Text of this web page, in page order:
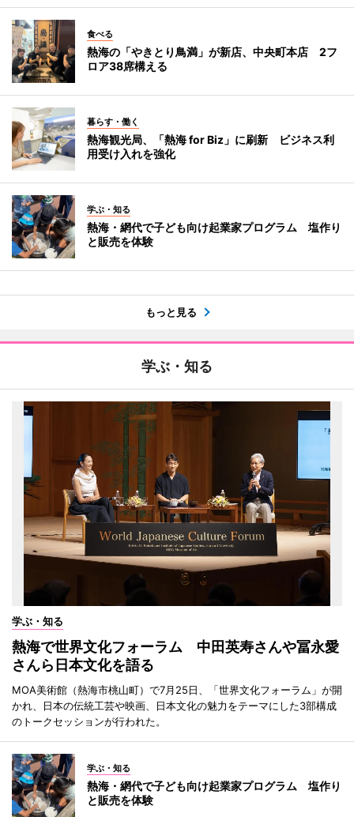
食べる
熱海の「やきとり鳥満」が新店、中央町本店 2フ
ロア38席構える
暮らす・働く
熱海観光局、「熱海 for Biz」に刷新 ビジネス利
用受け入れを強化
学ぶ・知る
熱海・網代で子ども向け起業家プログラム 塩作り
と販売を体験
もっと見る
学ぶ・知る
学ぶ・知る
熱海で世界文化フォーラム 中田英寿さんや冨永愛
さんら日本文化を語る
MOA美術館（熱海市桃山町）で7月25日、「世界文化フォーラム」が開
かれ、日本の伝統工芸や映画、日本文化の魅力をテーマにした3部構成
のトークセッションが行われた。
学ぶ・知る
熱海・網代で子ども向け起業家プログラム 塩作り
と販売を体験